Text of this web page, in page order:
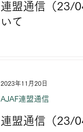
連盟通信（23/
いて
連盟通信（23/
AJAF連盟通信
2023年11月20日